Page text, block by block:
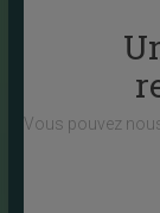
Vous pouvez